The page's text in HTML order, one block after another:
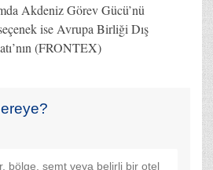
Akdeniz Görev Gücü’nü
ise Avrupa Birliği Dış
(FRONTEX)